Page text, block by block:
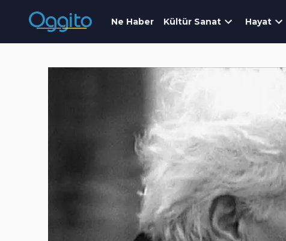
Ne Haber Kültür Sanat Hayat